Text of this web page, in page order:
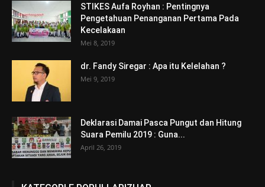
STIKES Aufa Royhan : Pentingnya
Pengetahuan Penanganan Pertama Pada
Kecelakaan
Mei 8, 2019
dr. Fandy Siregar : Apa itu Kelelahan ?
Mei 9, 2019
Deklarasi Damai Pasca Pungut dan Hitung
Suara Pemilu 2019 : Guna...
April 26, 2019